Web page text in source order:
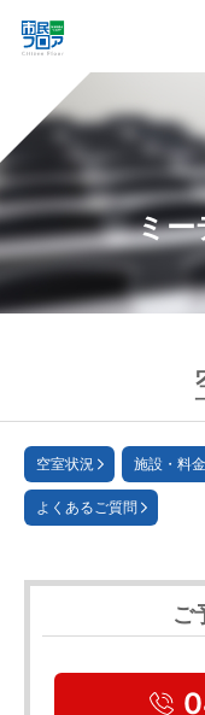
ミー
空室状況 施設・料金
よくあるご質問
ご